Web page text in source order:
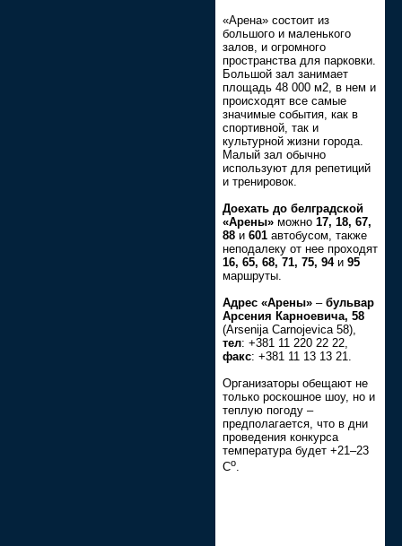
«Арена» состоит из
большого и маленького
залов, и огромного
пространства для парковки.
Большой зал занимает
площадь 48 000 м2, в нем и
происходят все самые
значимые события, как в
спортивной, так и
культурной жизни города.
Малый зал обычно
используют для репетиций
и тренировок.
Доехать до белградской
«Арены» можно 17, 18, 67,
88 и 601 автобусом, также
неподалеку от нее проходят
16, 65, 68, 71, 75, 94 и 95
маршруты.
Адрес «Арены» – бульвар
Арсения Карноевича, 58
(Arsenija Carnojevica 58),
тел: +381 11 220 22 22,
факс: +381 11 13 13 21.
Организаторы обещают не
только роскошное шоу, но и
теплую погоду –
предполагается, что в дни
проведения конкурса
температура будет +21–23
Со.